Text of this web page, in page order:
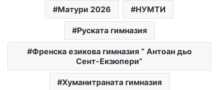
Матури 2026 НУМТИ
Руската гимназия
Френска езикова гимназия “ Антоан дьо
Сент-Екзюпери”
Хуманитраната гимназия